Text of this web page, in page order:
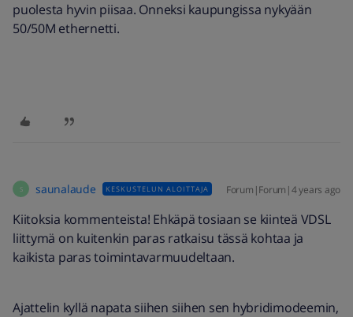
puolesta hyvin piisaa. Onneksi kaupungissa nykyään
50/50M ethernetti.
S saunalaude KESKUSTELUN ALOITTAJA Forum|Forum|4 years ago
Kiitoksia kommenteista! Ehkäpä tosiaan se kiinteä VDSL
liittymä on kuitenkin paras ratkaisu tässä kohtaa ja
kaikista paras toimintavarmuudeltaan.
Ajattelin kyllä napata siihen siihen sen hybridimodeemin,